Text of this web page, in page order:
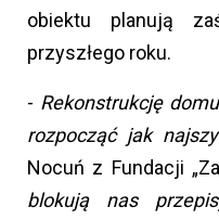
obiektu planują
przyszłego roku.
- Rekonstrukcję
rozpocząć jak
Nocuń z Fundacji
blokują nas